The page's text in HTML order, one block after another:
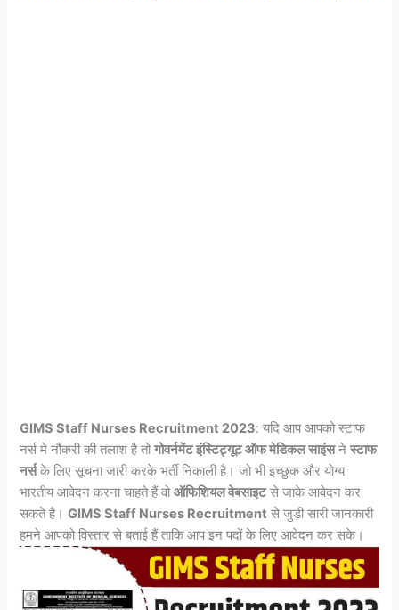
GIMS Staff Nurses Recruitment 2023: यदि आप आपको स्टाफ
नर्स मे नौकरी की तलाश है तोगोवर्नमेंट इंस्टिट्यूट ऑफ मेडिकल साइंसनेस्टाफ
नर्सके लिए सूचना जारी करके भर्ती निकाली है। जो भी इच्छुक और योग्य
भारतीय आवेदन करना चाहते हैं वोऑफिशियल वेबसाइटसे जाके आवेदन कर
सकते है।GIMS Staff Nurses Recruitment से जुड़ी सारी जानकारी
हमने आपको विस्तार से बताई हैं ताकि आप इन पदों के लिए आवेदन कर सके।